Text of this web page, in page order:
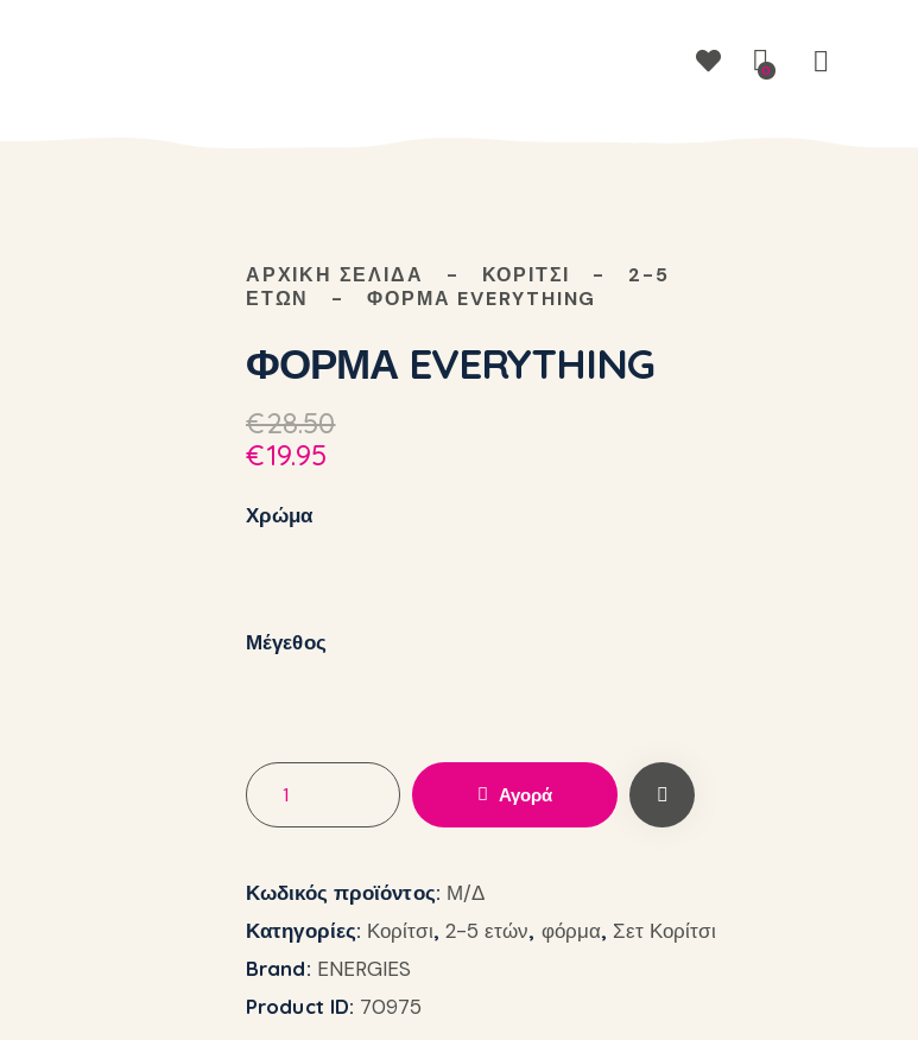
0
ΑΡΧΙΚΉ ΣΕΛΊΔΑ ΚΟΡΊΤΣΙ
2-5
ΕΤΏΝ
ΦΟΡΜΑ EVERYTHING
ΦΟΡΜΑ EVERYTHING
€28.50
€19.95
Χρώμα
Μέγεθος
Αγορά
Κωδικός προϊόντος: Μ/Δ
Κατηγορίες: Κορίτσι,2-5 ετών, φόρμα, Σετ Κορίτσι
Brand: ENERGIES
Product ID: 70975